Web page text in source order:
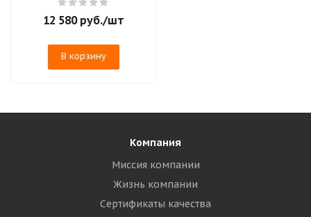
12 580руб./шт
В корзину
Компания
Миссия компании
Жизнь компании
Сертификаты качества